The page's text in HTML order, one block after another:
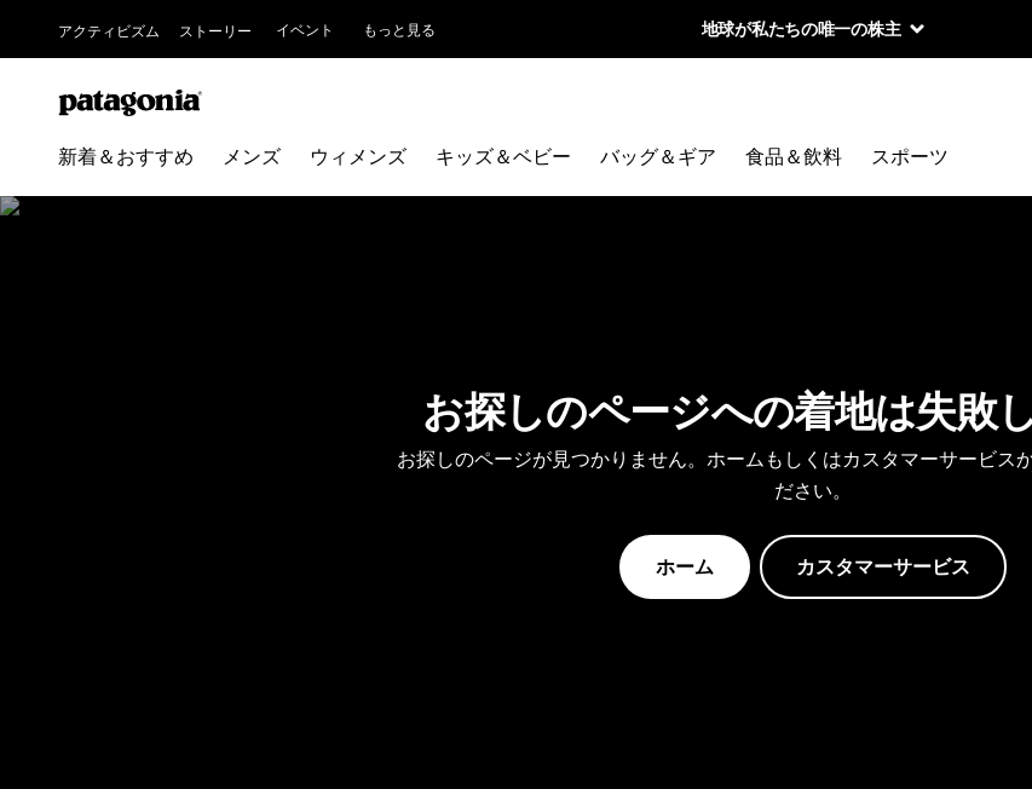
アクティビズム ストーリー イベント もっと見る 地球が私たちの唯一の株主
新着＆おすすめ メンズ ウィメンズ キッズ＆ベビー バッグ＆ギア 食品＆飲料 スポーツ
お探しのページへの着地は失敗
お探しのページが見つかりません。ホームもしくはカスタマーサービス
ださい。
ホーム カスタマーサービス